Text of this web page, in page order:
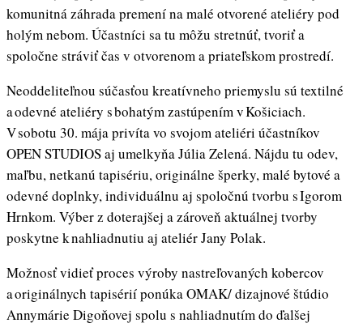
komunitná záhrada premení na malé otvorené ateliéry pod
holým nebom. Účastníci sa tu môžu stretnúť, tvoriť a
spoločne stráviť čas v otvorenom a priateľskom prostredí.
Neoddeliteľnou súčasťou kreatívneho priemyslu sú textilné
a odevné ateliéry s bohatým zastúpením v Košiciach.
V sobotu 30. mája privíta vo svojom ateliéri účastníkov
OPEN STUDIOS aj umelkyňa Júlia Zelená. Nájdu tu odev,
maľbu, netkanú tapisériu, originálne šperky, malé bytové a
odevné doplnky, individuálnu aj spoločnú tvorbu s Igorom
Hrnkom. Výber z doterajšej a zároveň aktuálnej tvorby
poskytne k nahliadnutiu aj ateliér Jany Polak.
Možnosť vidieť proces výroby nastreľovaných kobercov
a originálnych tapisérií ponúka OMAK/ dizajnové štúdio
Annymárie Digoňovej spolu s nahliadnutím do ďalšej